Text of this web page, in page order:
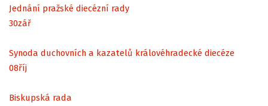
Jednání pražské diecézní rady
30zář
Synoda duchovních a kazatelů královéhradecké diecéze
08říj
Biskupská rada